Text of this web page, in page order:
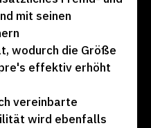
mit seinen
wodurch die Größe
effektiv erhöht
vereinbarte
wird ebenfalls